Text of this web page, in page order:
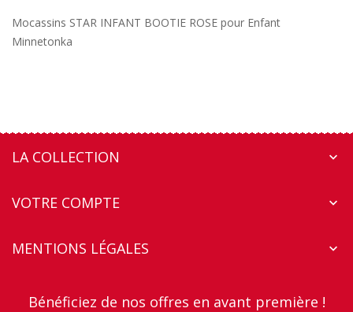
Mocassins STAR INFANT BOOTIE ROSE pour Enfant
Minnetonka
LA COLLECTION 
VOTRE COMPTE 
MENTIONS LÉGALES 
Bénéficiez de nos offres en avant première !